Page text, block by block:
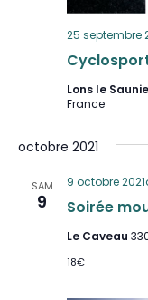
25 septembre
Lons le
France
octobre 2021
SAM
9 Soirée
9 octobre
Le Caveau
18€